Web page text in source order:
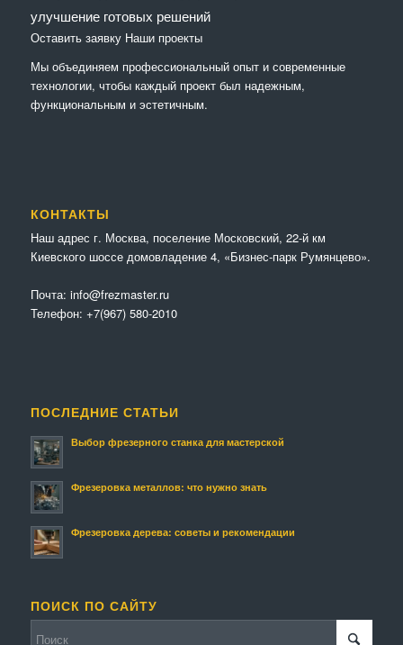
улучшение готовых решений
Оставить заявку Наши проекты
Мы объединяем профессиональный опыт и современные
технологии, чтобы каждый проект был надежным,
функциональным и эстетичным.
КОНТАКТЫ
Наш адрес г. Москва, поселение Московский, 22-й км
Киевского шоссе домовладение 4, «Бизнес-парк Румянцево».
Почта: info@frezmaster.ru
Телефон: +7(967) 580-2010
ПОСЛЕДНИЕ СТАТЬИ
Выбор фрезерного станка для мастерской
Фрезеровка металлов: что нужно знать
Фрезеровка дерева: советы и рекомендации
ПОИСК ПО САЙТУ